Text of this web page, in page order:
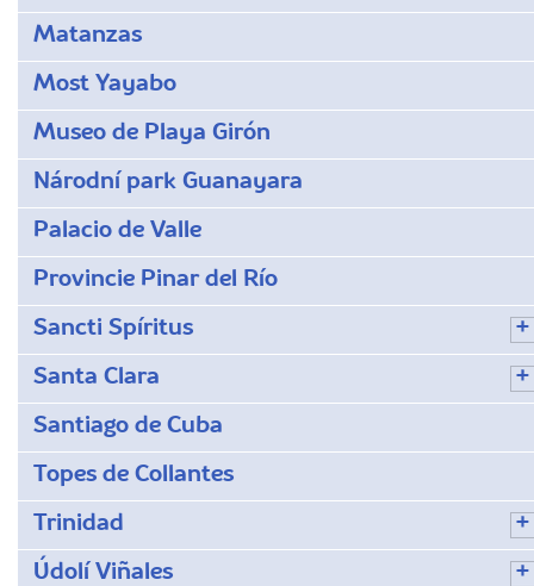
Matanzas
Most Yayabo
Museo de Playa Girón
Národní park Guanayara
Palacio de Valle
Provincie Pinar del Río
Sancti Spíritus
Santa Clara
Santiago de Cuba
Topes de Collantes
Trinidad
Údolí Viñales